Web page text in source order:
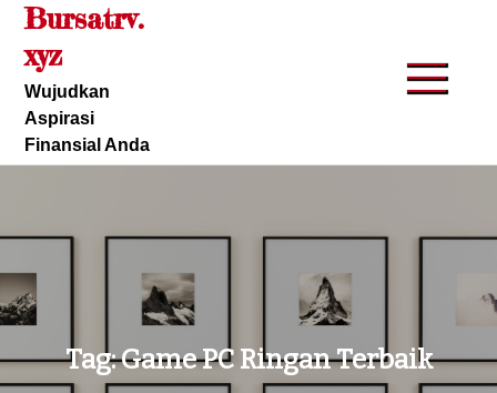
Skip
content
Bursatrv.
xyz
Wujudkan
Aspirasi
Finansial Anda
Tag:Game PC Ringan Terbaik